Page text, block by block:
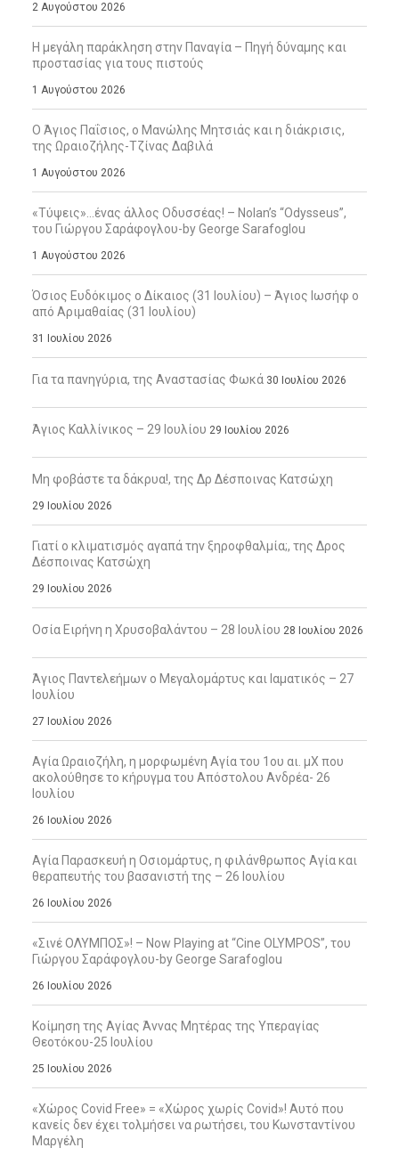
2 Αυγούστου 2026
Η μεγάλη παράκληση στην Παναγία – Πηγή δύναμης και
προστασίας για τους πιστούς
1 Αυγούστου 2026
Ο Άγιος Παΐσιος, ο Μανώλης Μητσιάς και η διάκρισις,
της Ωραιοζήλης-Τζίνας Δαβιλά
1 Αυγούστου 2026
«Τύψεις»…ένας άλλος Οδυσσέας! – Nolan’s “Odysseus”,
του Γιώργου Σαράφογλου-by George Sarafoglou
1 Αυγούστου 2026
Όσιος Ευδόκιμος ο Δίκαιος (31 Ιουλίου) – Άγιος Ιωσήφ ο
από Αριμαθαίας (31 Ιουλίου)
31 Ιουλίου 2026
Για τα πανηγύρια, της Αναστασίας Φωκά 30 Ιουλίου 2026
Άγιος Καλλίνικος – 29 Ιουλίου 29 Ιουλίου 2026
Μη φοβάστε τα δάκρυα!, της Δρ Δέσποινας Κατσώχη
29 Ιουλίου 2026
Γιατί ο κλιματισμός αγαπά την ξηροφθαλμία;, της Δρος
Δέσποινας Κατσώχη
29 Ιουλίου 2026
Οσία Ειρήνη η Χρυσοβαλάντου – 28 Ιουλίου 28 Ιουλίου 2026
Άγιος Παντελεήμων ο Μεγαλομάρτυς και Ιαματικός – 27
Ιουλίου
27 Ιουλίου 2026
Αγία Ωραιοζήλη, η μορφωμένη Αγία του 1ου αι. μΧ που
ακολούθησε το κήρυγμα του Απόστολου Ανδρέα- 26
Ιουλίου
26 Ιουλίου 2026
Αγία Παρασκευή η Οσιομάρτυς, η φιλάνθρωπος Αγία και
θεραπευτής του βασανιστή της – 26 Ιουλίου
26 Ιουλίου 2026
«Σινέ ΟΛΥΜΠΟΣ»! – Now Playing at “Cine OLYMPOS”, του
Γιώργου Σαράφογλου-by George Sarafoglou
26 Ιουλίου 2026
Κοίμηση της Αγίας Άννας Μητέρας της Υπεραγίας
Θεοτόκου-25 Ιουλίου
25 Ιουλίου 2026
«Χώρος Covid Free» = «Χώρος χωρίς Covid»! Αυτό που
κανείς δεν έχει τολμήσει να ρωτήσει, του Κωνσταντίνου
Μαργέλη